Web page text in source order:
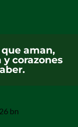
aman,
corazones